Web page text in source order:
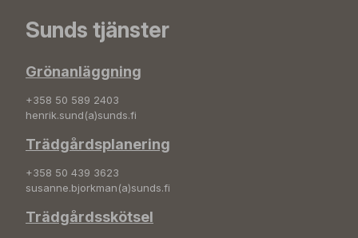
Sunds tjänster
Grönanläggning
+358 50 589 2403
henrik.sund(a)sunds.fi
Trädgårdsplanering
+358 50 439 3623
susanne.bjorkman(a)sunds.fi
Trädgårdsskötsel